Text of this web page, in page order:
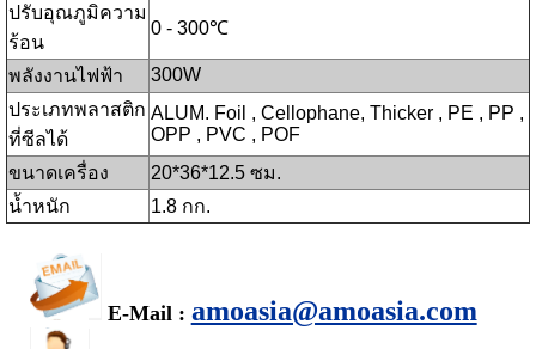
ปรับอุณภูมิความ
ร้อน
0 - 300℃
พลังงานไฟฟ้า
300W
ประเภทพลาสติก
ที่ซีลได้
ALUM. Foil , Cellophane, Thicker , PE , PP ,
OPP , PVC , POF
ขนาดเครื่อง
20*36*12.5 ซม.
น้ำหนัก
1.8 กก.
E-Mail : amoasia@amoasia.com